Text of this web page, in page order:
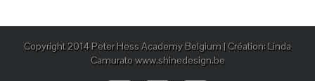
Copyright 2014 Peter Hess Academy Belgium | Création: Linda
Camurato www.shinedesign.be